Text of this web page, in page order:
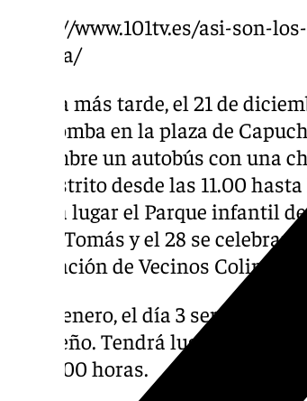
https://www.101tv.es/asi-son-
malaga/
Un día más tarde, el 21 de
zambomba en la plaza de
diciembre un autobús con una
del distrito desde las 11.00
tendrá lugar el Parque infantil
Santo Tomás y el 28 se
Asociación de Vecinos Colina
Ya en enero, el día 3 será la
navideño. Tendrá lugar en la
las 18.00 horas.